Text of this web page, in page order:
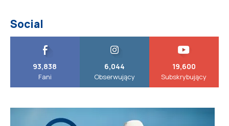
Social
93,838
Fani
6,044
Obserwujący
19,600
Subskrybujący